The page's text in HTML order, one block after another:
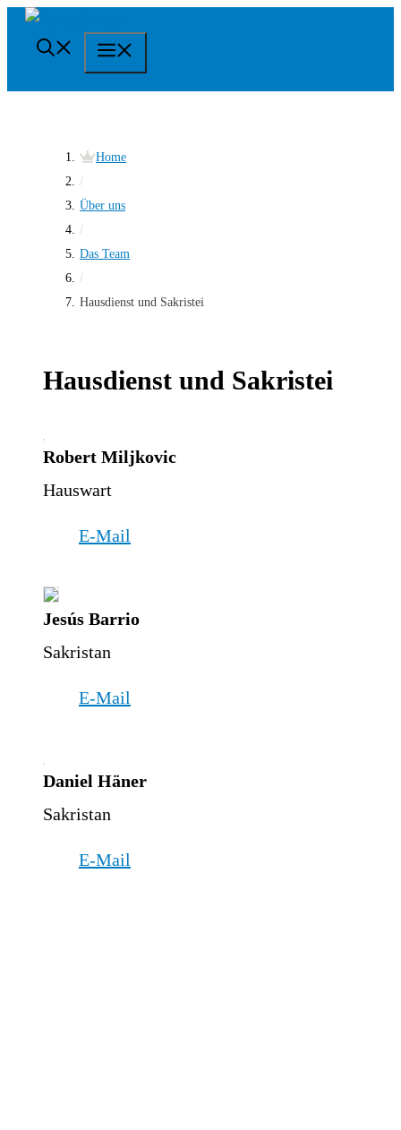
Springe
zum
Home
/
Über uns
/
Das Team
/
Hausdienst und Sakristei
Hausdienst und Sakristei
Robert Miljkovic
Hauswart
E-Mail
Jesús Barrio
Sakristan
E-Mail
Daniel Häner
Sakristan
E-Mail